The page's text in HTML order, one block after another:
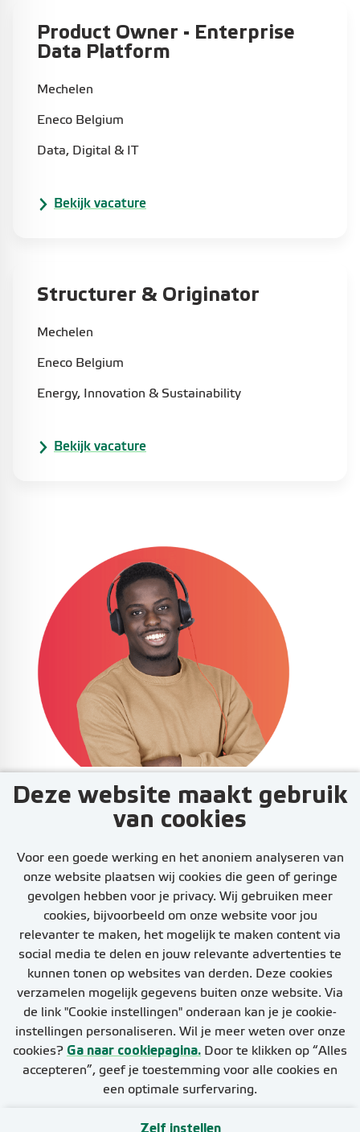
Deze website maakt gebruik
van cookies
Voor een goede werking en het anoniem analyseren van
onze website plaatsen wij cookies die geen of geringe
gevolgen hebben voor je privacy. Wij gebruiken meer
cookies, bijvoorbeeld om onze website voor jou
relevanter te maken, het mogelijk te maken content via
social media te delen en jouw relevante advertenties te
kunnen tonen op websites van derden. Deze cookies
verzamelen mogelijk gegevens buiten onze website. Via
de link "Cookie instellingen" onderaan kan je je cookie-
instellingen personaliseren. Wil je meer weten over onze
cookies? Ga naar cookiepagina. Door te klikken op “Alles
accepteren”, geef je toestemming voor alle cookies en
een optimale surfervaring.
Zelf instellen
Product Owner - Enterprise
Data Platform
Mechelen
Eneco Belgium
Data, Digital & IT
Bekijk vacature
Structurer & Originator
Mechelen
Eneco Belgium
Energy, Innovation & Sustainability
Bekijk vacature
Op de hoogte
blijven van
nieuwe
vacatures?
Stel job alert in